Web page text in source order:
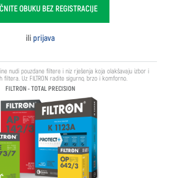
OBUKU BEZ REGISTRACIJE
iliprijava
nudi pouzdane filtere i niz rješenja koja olakšavaju izbor i
filtera. Uz FILTRON radite sigurno, brzo i komforno.
FILTRON - TOTAL PRECISION